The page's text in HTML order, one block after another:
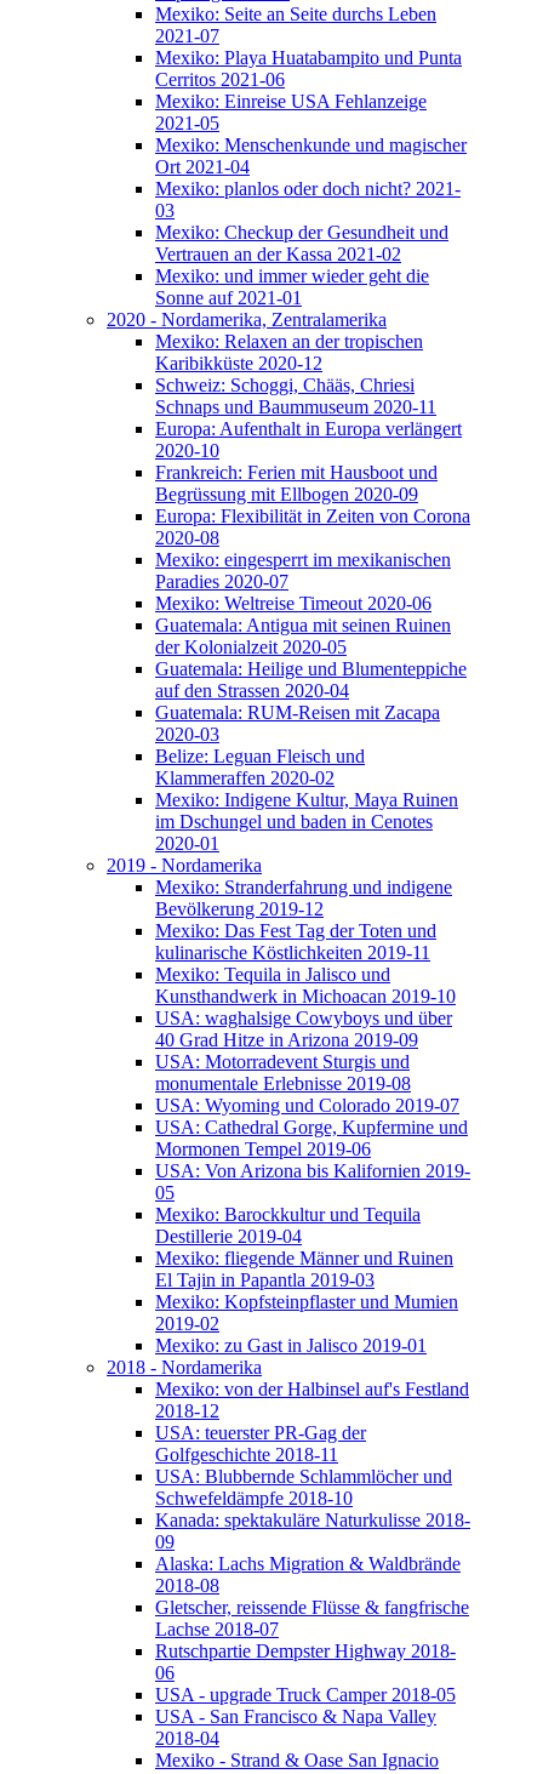
Mexiko: Seite an Seite durchs Leben
2021-07
Mexiko: Playa Huatabampito und Punta
Cerritos 2021-06
Mexiko: Einreise USA Fehlanzeige
2021-05
Mexiko: Menschenkunde und magischer
Ort 2021-04
Mexiko: planlos oder doch nicht? 2021-
03
Mexiko: Checkup der Gesundheit und
Vertrauen an der Kassa 2021-02
Mexiko: und immer wieder geht die
Sonne auf 2021-01
2020 - Nordamerika, Zentralamerika
Mexiko: Relaxen an der tropischen
Karibikküste 2020-12
Schweiz: Schoggi, Chääs, Chriesi
Schnaps und Baummuseum 2020-11
Europa: Aufenthalt in Europa verlängert
2020-10
Frankreich: Ferien mit Hausboot und
Begrüssung mit Ellbogen 2020-09
Europa: Flexibilität in Zeiten von Corona
2020-08
Mexiko: eingesperrt im mexikanischen
Paradies 2020-07
Mexiko: Weltreise Timeout 2020-06
Guatemala: Antigua mit seinen Ruinen
der Kolonialzeit 2020-05
Guatemala: Heilige und Blumenteppiche
auf den Strassen 2020-04
Guatemala: RUM-Reisen mit Zacapa
2020-03
Belize: Leguan Fleisch und
Klammeraffen 2020-02
Mexiko: Indigene Kultur, Maya Ruinen
im Dschungel und baden in Cenotes
2020-01
2019 - Nordamerika
Mexiko: Stranderfahrung und indigene
Bevölkerung 2019-12
Mexiko: Das Fest Tag der Toten und
kulinarische Köstlichkeiten 2019-11
Mexiko: Tequila in Jalisco und
Kunsthandwerk in Michoacan 2019-10
USA: waghalsige Cowyboys und über
40 Grad Hitze in Arizona 2019-09
USA: Motorradevent Sturgis und
monumentale Erlebnisse 2019-08
USA: Wyoming und Colorado 2019-07
USA: Cathedral Gorge, Kupfermine und
Mormonen Tempel 2019-06
USA: Von Arizona bis Kalifornien 2019-
05
Mexiko: Barockkultur und Tequila
Destillerie 2019-04
Mexiko: fliegende Männer und Ruinen
El Tajin in Papantla 2019-03
Mexiko: Kopfsteinpflaster und Mumien
2019-02
Mexiko: zu Gast in Jalisco 2019-01
2018 - Nordamerika
Mexiko: von der Halbinsel auf's Festland
2018-12
USA: teuerster PR-Gag der
Golfgeschichte 2018-11
USA: Blubbernde Schlammlöcher und
Schwefeldämpfe 2018-10
Kanada: spektakuläre Naturkulisse 2018-
09
Alaska: Lachs Migration & Waldbrände
2018-08
Gletscher, reissende Flüsse & fangfrische
Lachse 2018-07
Rutschpartie Dempster Highway 2018-
06
USA - upgrade Truck Camper 2018-05
USA - San Francisco & Napa Valley
2018-04
Mexiko - Strand & Oase San Ignacio